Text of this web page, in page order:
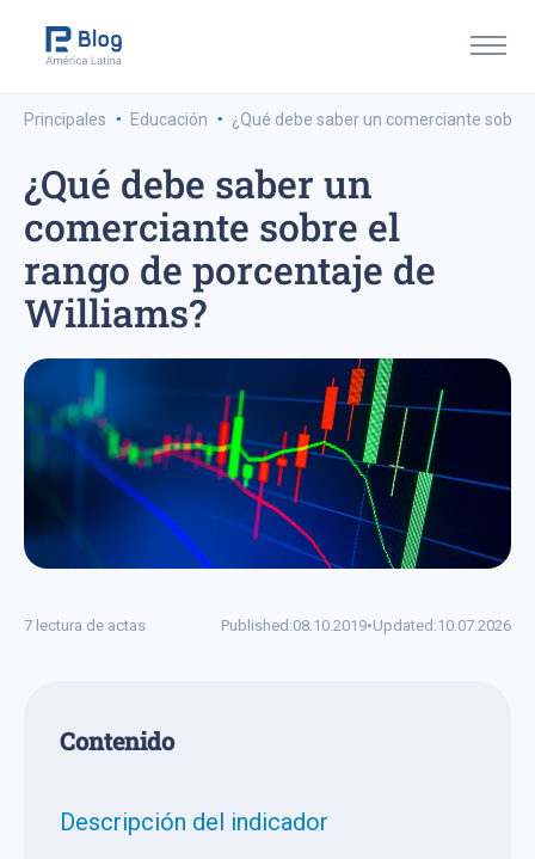
Principales · Educación · ¿Qué debe saber un comerciante
¿Qué debe saber un
comerciante sobre el
rango de porcentaje de
Williams?
7 lectura de actas Published:08.10.2019•Updated:10.07.2026
Сontenido
Descripción del indicador